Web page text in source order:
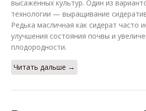
высаженных культур. Один из
технологии — выращивание
Редька масличная как сидерат часто
улучшения состояния почвы и
плодородности.
Читать дальше →